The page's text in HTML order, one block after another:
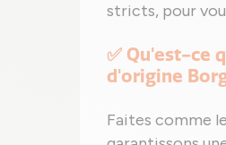
stricts, pour
✅ Qu'est-ce
d'origine
Faites comme